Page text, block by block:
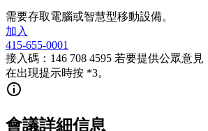
需要存取電腦或智慧型移動設備。
加入
415-655-0001
接入碼：146 708 4595 若要提供公眾意
在出現提示時按 *3。
會議詳細信息